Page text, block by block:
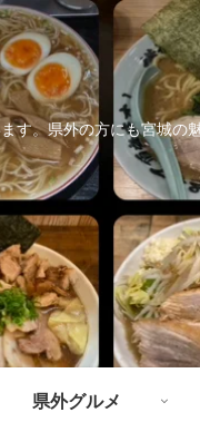
す。県外の方にも宮城の
県外グルメ